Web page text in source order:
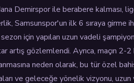
Demirspor ile berabere kalması,
Samsunspor'un ilk 6 sıraya girme
için yapılan uzun vadeli
artış gözlemlendi. Ayrıca, maçın
neden olarak, bu tür özel
ve geleceğe yönelik vizyonu,